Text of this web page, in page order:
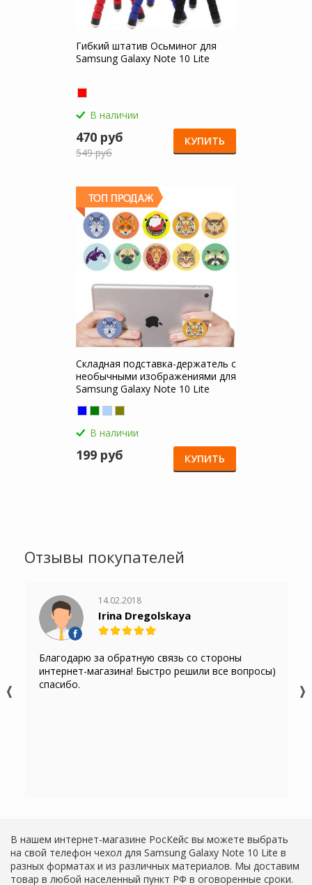
Гибкий штатив Осьминог для
Samsung Galaxy Note 10 Lite
В наличии
470 руб
549 руб
КУПИТЬ
Складная подставка-держатель с
необычными изображениями для
Samsung Galaxy Note 10 Lite
В наличии
199 руб КУПИТЬ
Отзывы покупателей
14.02.2018
Irina Dregolskaya
Благодарю за обратную связь со стороны
интернет-магазина! Быстро решили все вопросы)
спасибо.
В нашем интернет-магазине РосКейс вы можете выбрать
на свой телефон чехол для Samsung Galaxy Note 10 Lite в
разных форматах и из различных материалов. Мы доставим
товар в любой населенный пункт РФ в оговоренные сроки.